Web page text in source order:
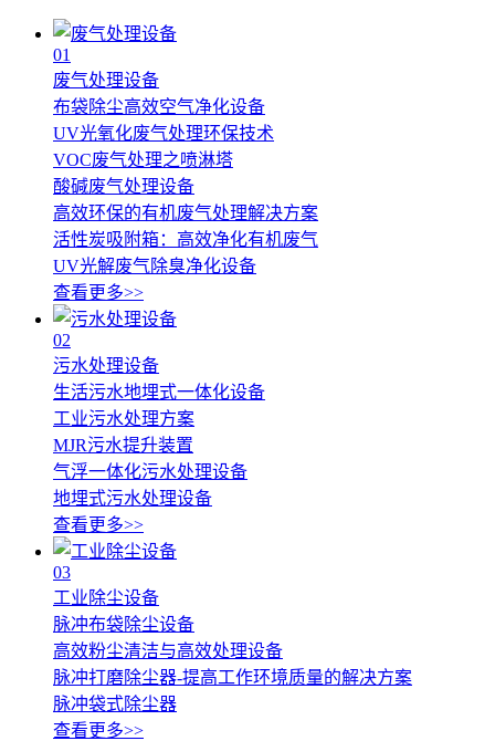
01
废气处理设备
布袋除尘高效空气净化设备
UV光氧化废气处理环保技术
VOC废气处理之喷淋塔
酸碱废气处理设备
高效环保的有机废气处理解决方案
活性炭吸附箱：高效净化有机废气
UV光解废气除臭净化设备
查看更多>>
02
污水处理设备
生活污水地埋式一体化设备
工业污水处理方案
MJR污水提升装置
气浮一体化污水处理设备
地埋式污水处理设备
查看更多>>
03
工业除尘设备
脉冲布袋除尘设备
高效粉尘清洁与高效处理设备
脉冲打磨除尘器-提高工作环境质量的解决方案
脉冲袋式除尘器
查看更多>>